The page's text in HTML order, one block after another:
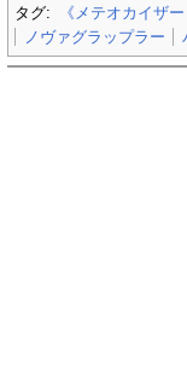
タグ: 《メテオカイザ
ノヴァグラップラー